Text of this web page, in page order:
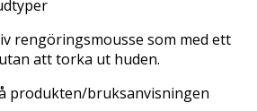
rengöringsmousse som med ett
att torka ut huden.
produkten/bruksanvisningen